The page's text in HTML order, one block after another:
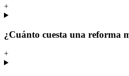
+
¿Cuánto cuesta una reforma
+